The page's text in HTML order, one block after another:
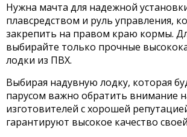
Нужна мачта для надежной
плавсредством и руль управления,
закрепить на правом краю кормы.
выбирайте только прочные
лодки из ПВХ.
Выбирая надувную лодку, которая
парусом важно обратить внимание
изготовителей с хорошей
гарантируют высокое качество